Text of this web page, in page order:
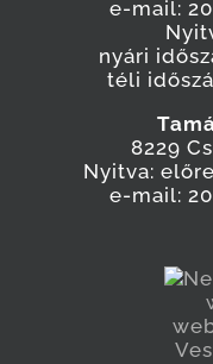
e-mail:
nyári
téli
8229
Nyitva:
e-mail: